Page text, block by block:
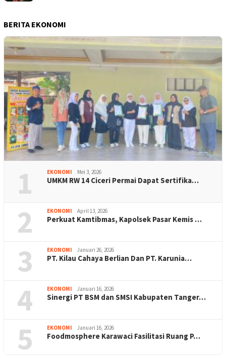
BERITA EKONOMI
1 EKONOMI Mei 3, 2026
UMKM RW 14 Ciceri Permai Dapat Sertifika…
2 EKONOMI April 13, 2026
Perkuat Kamtibmas, Kapolsek Pasar Kemis …
3 EKONOMI Januari 26, 2026
PT. Kilau Cahaya Berlian Dan PT. Karunia…
4 EKONOMI Januari 16, 2026
Sinergi PT BSM dan SMSI Kabupaten Tanger…
5 EKONOMI Januari 16, 2026
Foodmosphere Karawaci Fasilitasi Ruang P…